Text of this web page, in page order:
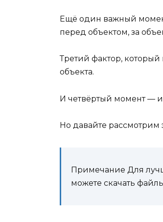
Ещё один важный
перед объектом, за
Третий фактор, который
объекта.
И четвёртый момент —
Но давайте рассмотрим
Примечание Для
можете скачать